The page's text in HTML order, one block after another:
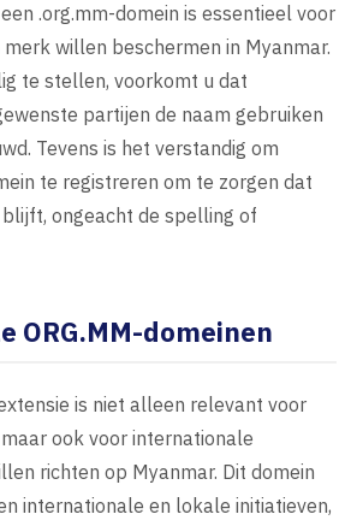
.org.mm-domein is essentieel voor
willen beschermen in Myanmar.
te stellen, voorkomt u dat
partijen de naam gebruiken
Tevens is het verstandig om
te registreren om te zorgen dat
ongeacht de spelling of
ORG.MM-domeinen
is niet alleen relevant voor
ook voor internationale
richten op Myanmar. Dit domein
internationale en lokale initiatieven,